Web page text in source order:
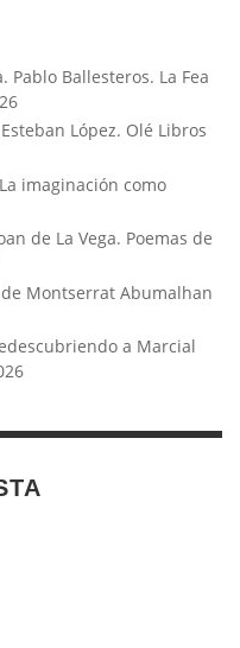
Ballesteros. La Fea
López. Olé Libros
imaginación como
de La Vega. Poemas de
Montserrat Abumalhan
a Marcial